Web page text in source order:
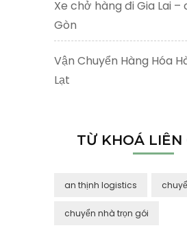
Xe chở hàng đi Gia Lai –
Gòn
Vận Chuyển Hàng Hóa
Lạt
TỪ KHOÁ LIÊN
an thịnh logistics
chuyển nhà trọn gói